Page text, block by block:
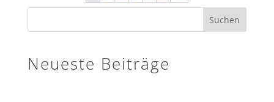
Suchen
Neueste Beiträge